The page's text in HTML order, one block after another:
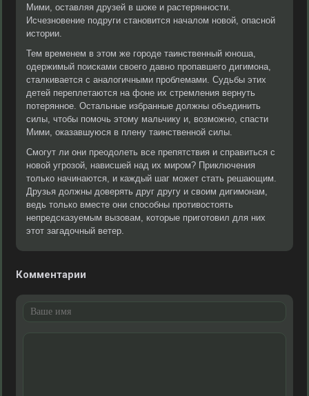
Мими, оставляя друзей в шоке и растерянности.
Исчезновение подруги становится началом новой, опасной
истории.
Тем временем в этом же городе таинственный юноша,
одержимый поисками своего давно пропавшего дигимона,
сталкивается с аналогичными проблемами. Судьбы этих
детей переплетаются на фоне их стремления вернуть
потерянное. Остальные избранные должны объединить
силы, чтобы помочь этому мальчику и, возможно, спасти
Мими, оказавшуюся в плену таинственной силы.
Смогут ли они преодолеть все препятствия и справиться с
новой угрозой, нависшей над их миром? Приключения
только начинаются, и каждый шаг может стать решающим.
Друзья должны доверять друг другу и своим дигимонам,
ведь только вместе они способны противостоять
непредсказуемым вызовам, которые приготовил для них
этот загадочный ветер.
Комментарии